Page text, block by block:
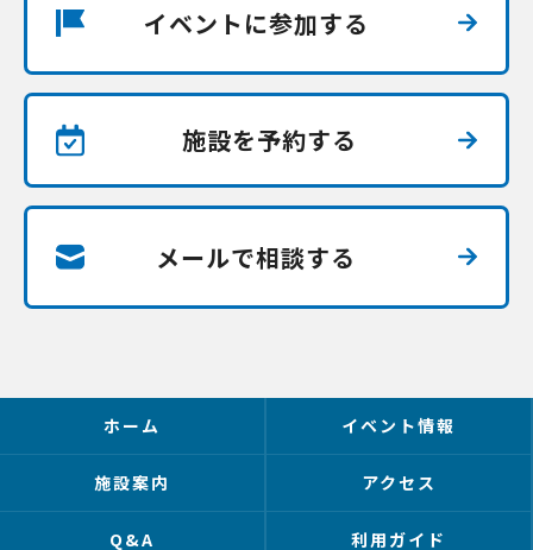
イベントに参加する
施設を予約する
メールで相談する
ホーム イベント情報
施設案内 アクセス
Q&A 利用ガイド